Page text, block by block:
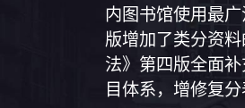
内图书馆使用最
版增加了类分资
法》第四版全面
目体系，增修复